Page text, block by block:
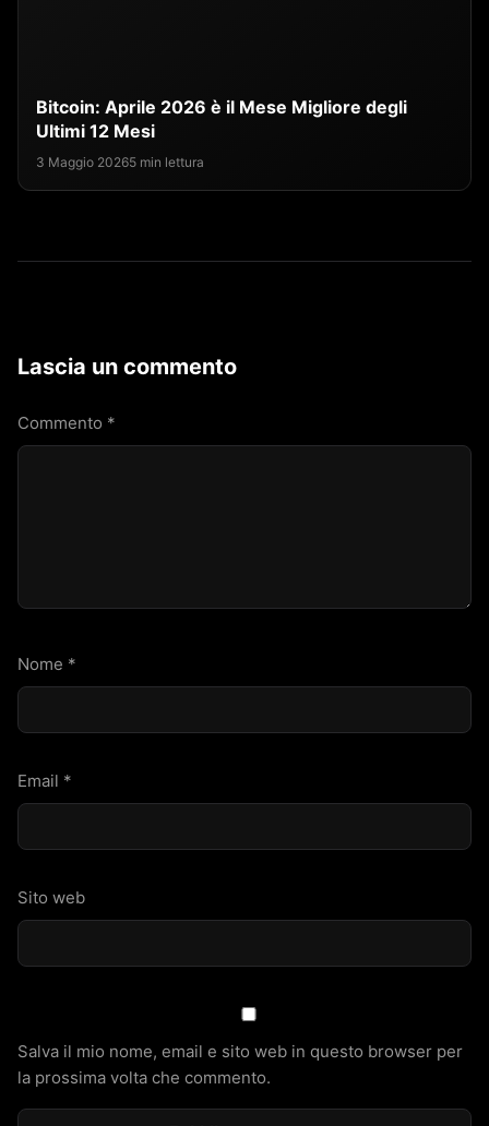
Bitcoin: Aprile 2026 è il Mese Migliore degli
Ultimi 12 Mesi
3 Maggio 20265 min lettura
Lascia un commento
Commento *
Nome *
Email *
Sito web
Salva il mio nome, email e sito web in questo browser per
la prossima volta che commento.